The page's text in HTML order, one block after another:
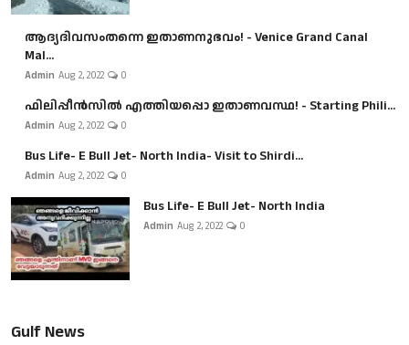
ആദ്യദിവസംതന്നെ ഇതാണനുഭവം! - Venice Grand Canal
Mal...
Admin Aug 2, 2022 0
ഫിലിപ്പീൻസിൽ എത്തിയപ്പൊ ഇതാണവസ്ഥ! - Starting Phili...
Admin Aug 2, 2022 0
Bus Life- E Bull Jet- North India- Visit to Shirdi...
Admin Aug 2, 2022 0
Bus Life- E Bull Jet- North India
Admin Aug 2, 2022 0
Gulf News